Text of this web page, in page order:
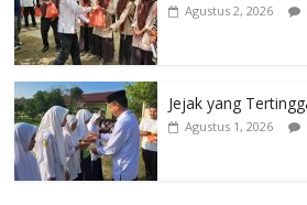
Agustus 2, 2026
Jejak yang
Agustus 1, 2026